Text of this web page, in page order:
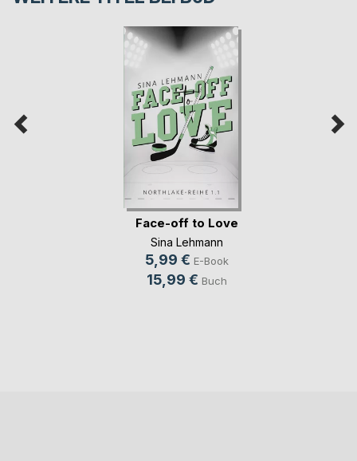
Face-off to Love
Sina Lehmann
5,99 € E-Book
15,99 € Buch